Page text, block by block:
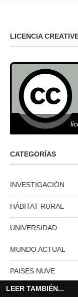
LICENCIA
CATEGORÍAS
INVESTIGACIÓN
HÁBITAT RURAL
UNIVERSIDAD
MUNDO ACTUAL
PAISES NUVE
HABITAT RURAL
LEER TAMBIÉN...